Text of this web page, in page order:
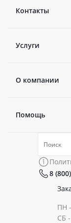
Контакты
Услуги
О компании
Новости
Политика
Помощь
Коллекции
8
ПН
СБ